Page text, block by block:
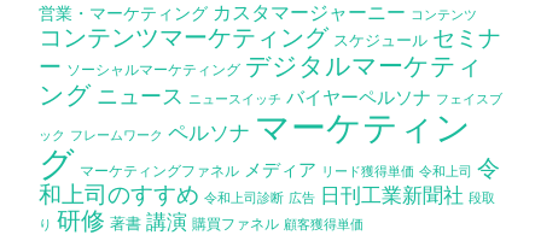
営業・マーケティング カスタマージャーニー コンテンツ
コンテンツマーケティング スケジュール セミナ
ー ソーシャルマーケティング デジタルマーケティ
ング ニュース ニュースイッチ バイヤーペルソナ フェイスブ
ック フレームワーク ペルソナ マーケティン
グ マーケティングファネル メディア リード獲得単価 令和上司 令
和上司のすすめ 令和上司診断 広告 日刊工業新聞社 段取
り 研修 著書 講演 購買ファネル 顧客獲得単価